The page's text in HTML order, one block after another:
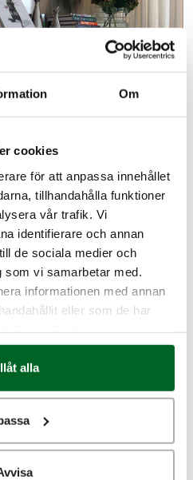
Om
cookies
för att anpassa innehållet
tillhandahålla funktioner
vår trafik. Vi
identifierare och annan
de sociala medier och
vi samarbetar med.
informationen med annan
eller som de har
alla